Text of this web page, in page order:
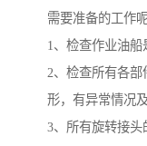
需要准备的工作呢
1、检查作业油船
2、检查所有各
形，有异常情况
3、所有旋转接头